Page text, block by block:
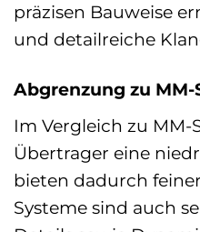
präzisen Bauweise
und detailreiche
Abgrenzung zu MM-
Im Vergleich zu MM-
Übertrager eine
bieten dadurch
Systeme sind auch